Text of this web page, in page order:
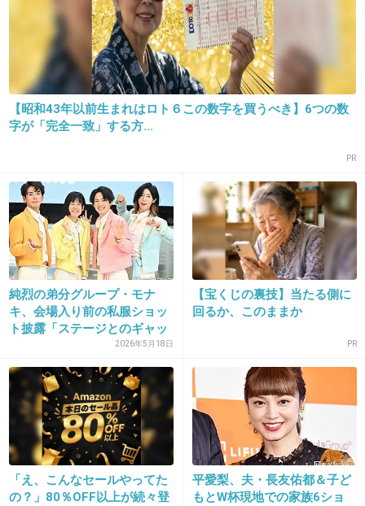
+78
22. 匿名2019/03/05(火) 17:28:36
喜び組を頑張った成果が出てゴリ押しされて良かったね。
消えないように精々頑張ってね。
23. 匿名2019/03/05(火) 17:28:38
あびる優にちょっとかぶる
+185 -5
2019/03/05(火) 17:28:44
一般人もこれくらいの年の子は大体みんな同じ
くらい可愛いと思う。
+62
25. 匿名 2019/03/05(火) 17:29:04
【昭和43年以前生まれはロト６この数字を買うべき】6つの数
字が「完全一致」する方...
PR
純烈の弟分グループ・モナ
キ、会場入り前の私服ショッ
ト披露「ステージとのギャッ
2026年5月18日
【宝くじの裏技】当たる側に
回るか、このままか
PR
「え、こんなセールやってた
の？」80％OFF以上が続々登
平愛梨、夫・長友佑都＆子ど
もとW杯現地での家族6ショ